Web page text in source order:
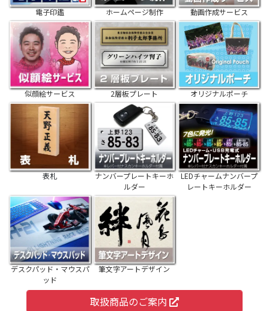
電子印鑑 ホームページ制作 動画作成サービス
似顔絵サービス 2層板プレート オリジナルポーチ
表札
ナンバープレートキーホ
ルダー
LEDチャームナンバープ
レートキーホルダー
デスクパッド・マウスパ
ッド
筆文字アートデザイン
取扱商品のご案内